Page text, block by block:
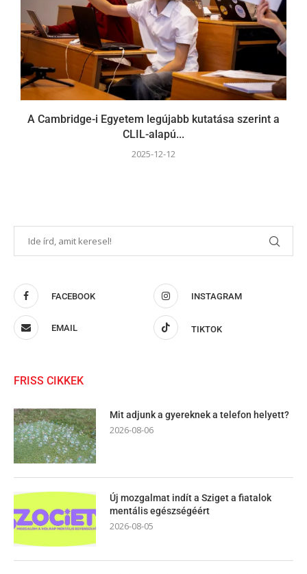
A Cambridge-i Egyetem legújabb kutatása szerint a
CLIL-alapú...
2025-12-12
FACEBOOK INSTAGRAM
EMAIL TIKTOK
FRISS CIKKEK
Mit adjunk a gyereknek a telefon helyett?
2026-08-06
Új mozgalmat indít a Sziget a fiatalok
mentális egészségéért
2026-08-05